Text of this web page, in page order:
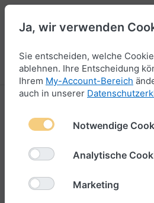
Menü Anmelden Vergleichen
schwarz Rochenoptik
Ihre Bewertung?
Ja, wir verwenden
Sie entscheiden, welche
ablehnen. Ihre Entscheidung
Ihrem My-Account-Bereich
auch in unserer
Notwendige
Analytische
Marketing